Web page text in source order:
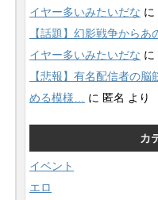
イヤー多いみたいだな に
【話題】幻影戦争から
イヤー多いみたいだな に
【悲報】有名配信者の
める模様…
に 匿名 より
カ
イベント
エロ